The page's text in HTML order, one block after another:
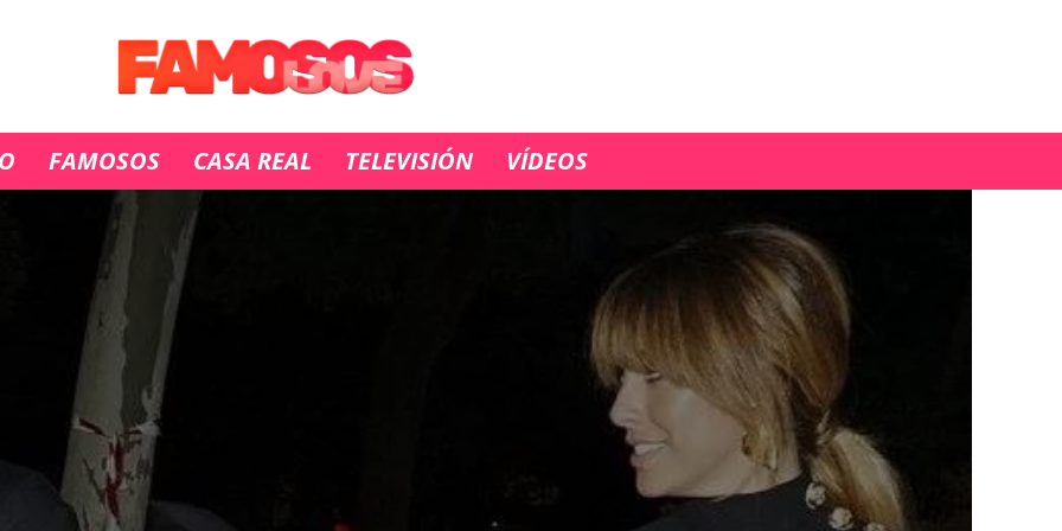
FAMOSOS CASA REAL TELEVISIÓN VÍDEOS